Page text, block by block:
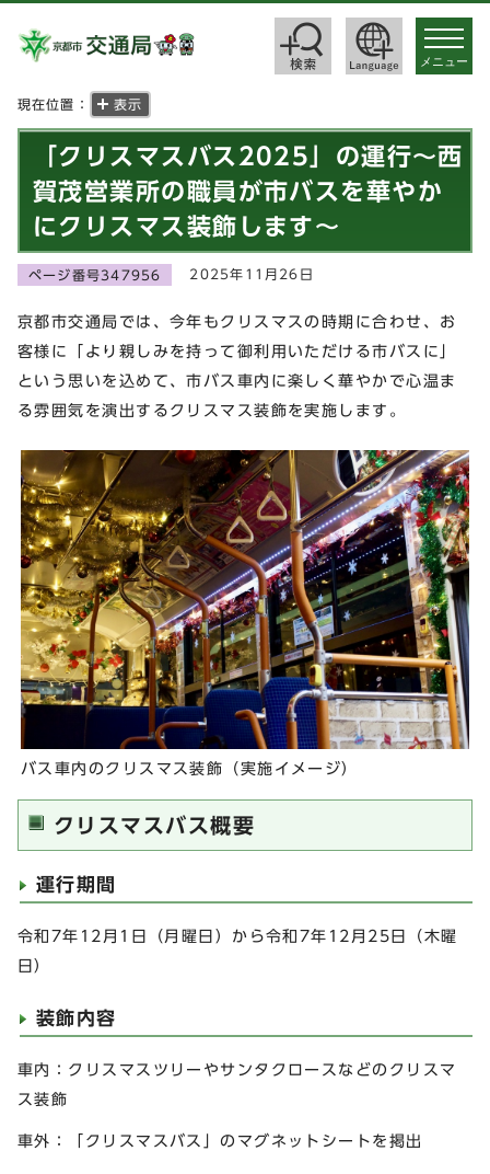
toggle
メニュー
現在位置： 表示
「クリスマスバス2025」の運行～西
賀茂営業所の職員が市バスを華やか
にクリスマス装飾します～
ページ番号347956 2025年11月26日
京都市交通局では、今年もクリスマスの時期に合わせ、お
客様に「より親しみを持って御利用いただける市バスに」
という思いを込めて、市バス車内に楽しく華やかで心温ま
る雰囲気を演出するクリスマス装飾を実施します。
バス車内のクリスマス装飾（実施イメージ）
クリスマスバス概要
運行期間
令和7年12月1日（月曜日）から令和7年12月25日（木曜
日）
装飾内容
車内：クリスマスツリーやサンタクロースなどのクリスマ
ス装飾
車外：「クリスマスバス」のマグネットシートを掲出